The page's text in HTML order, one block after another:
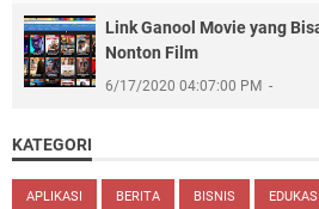
Link Ganool Movie yang
Nonton Film
6/17/2020 04:07:00 PM
KATEGORI
APLIKASI BERITA BISNIS EDUKASI